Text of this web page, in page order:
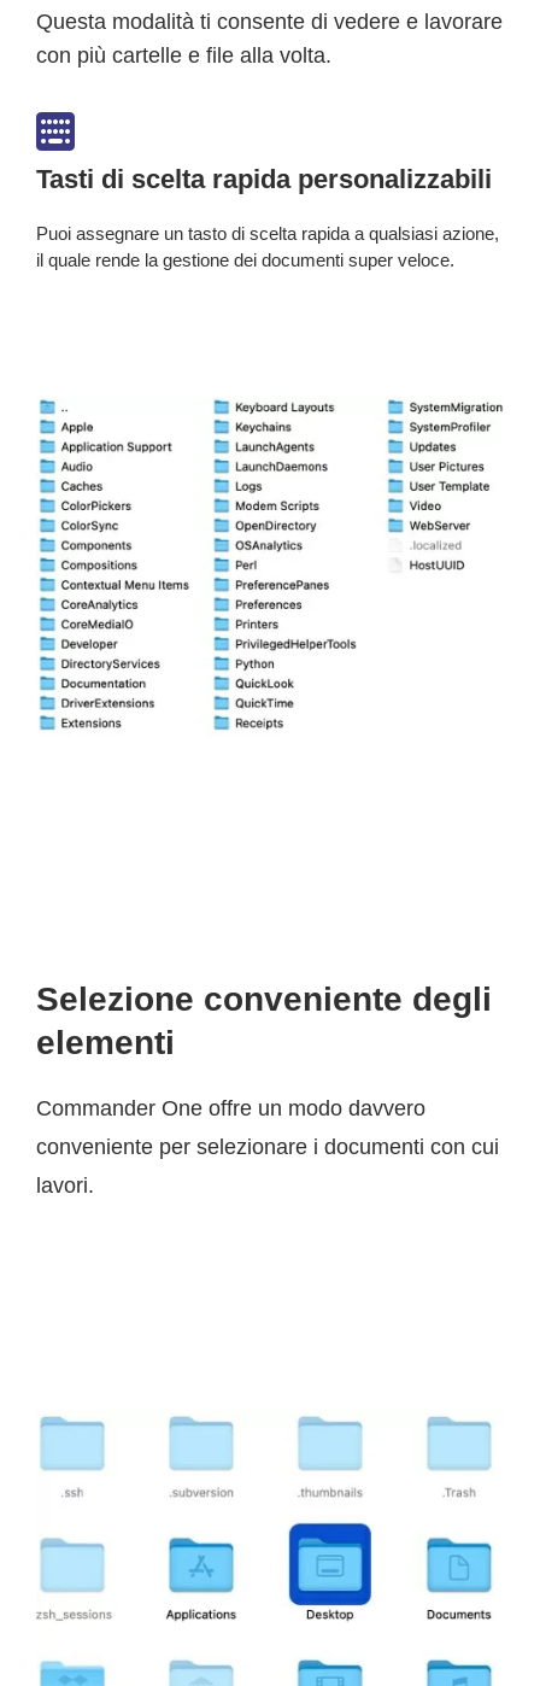
Questa modalità ti consente di vedere e lavorare
con più cartelle e file alla volta.
Tasti di scelta rapida personalizzabili
Puoi assegnare un tasto di scelta rapida a qualsiasi azione,
il quale rende la gestione dei documenti super veloce.
Selezione conveniente degli
elementi
Commander One offre un modo davvero
conveniente per selezionare i documenti con cui
lavori.